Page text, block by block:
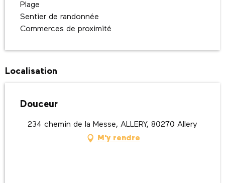
Plage
Sentier de randonnée
Commerces de proximité
Localisation
Douceur
234 chemin de la Messe, ALLERY, 80270 Allery
M'y rendre